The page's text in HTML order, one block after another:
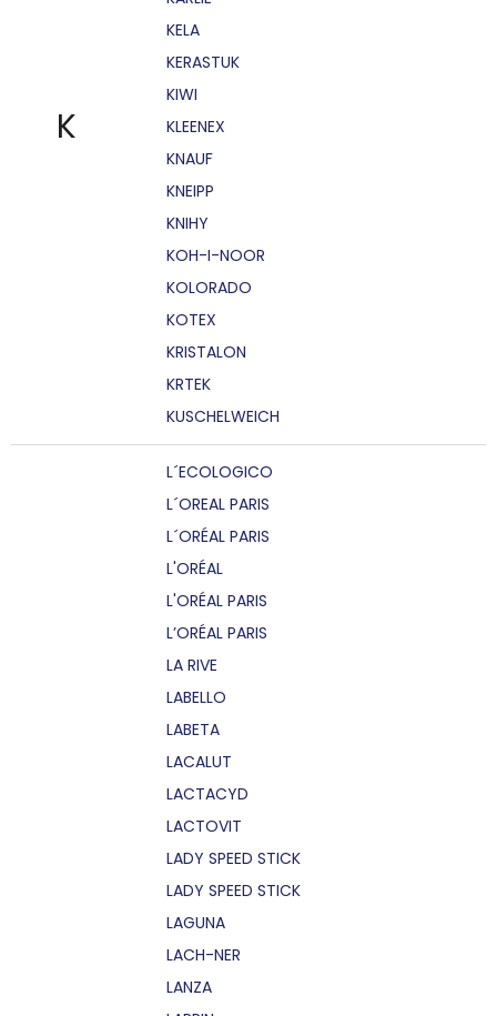
K
KELA
KERASTUK
KIWI
KLEENEX
KNAUF
KNEIPP
KNIHY
KOH-I-NOOR
KOLORADO
KOTEX
KRISTALON
KRTEK
KUSCHELWEICH
L´ECOLOGICO
L´OREAL PARIS
L´ORÉAL PARIS
L'ORÉAL
L'ORÉAL PARIS
L’ORÉAL PARIS
LA RIVE
LABELLO
LABETA
LACALUT
LACTACYD
LACTOVIT
LADY SPEED STICK
LADY SPEED STICK
LAGUNA
LACH-NER
LANZA